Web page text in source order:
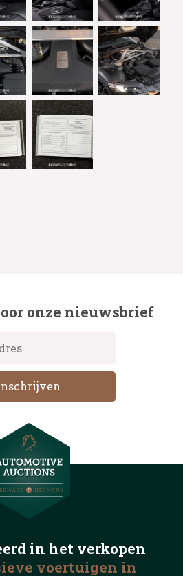
onze nieuwsbrief
in het verkopen
voertuigen in